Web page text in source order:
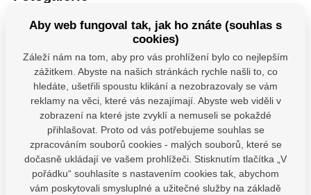
Aby web fungoval tak, jak ho znáte (souhlas s
cookies)
Záleží nám na tom, aby pro vás prohlížení bylo co nejlepším
zážitkem. Abyste na našich stránkách rychle našli to, co
hledáte, ušetřili spoustu klikání a nezobrazovaly se vám
reklamy na věci, které vás nezajímají. Abyste web viděli v
zobrazení na které jste zvyklí a nemuseli se pokaždé
přihlašovat. Proto od vás potřebujeme souhlas se
zpracováním souborů cookies - malých souborů, které se
dočasně ukládají ve vašem prohlížeči. Stisknutím tlačítka „V
pořádku“ souhlasíte s nastavením cookies tak, abychom
vám poskytovali smysluplné a užitečné služby na základě